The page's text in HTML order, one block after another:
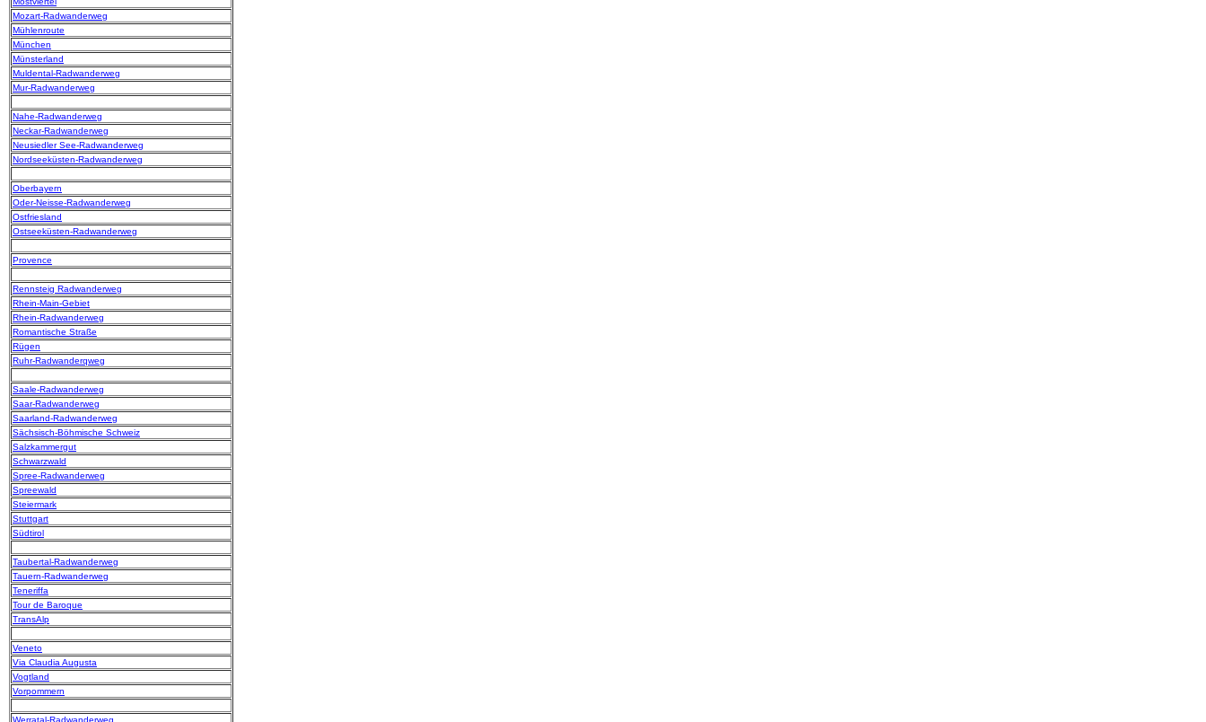
Mozart-Radwanderweg
Mühlenroute
München
Münsterland
Muldental-Radwanderweg
Mur-Radwanderweg
Nahe-Radwanderweg
Neckar-Radwanderweg
Neusiedler See-Radwanderweg
Nordseeküsten-Radwanderweg
Oberbayern
Oder-Neisse-Radwanderweg
Ostfriesland
Ostseeküsten-Radwanderweg
Provence
Rennsteig Radwanderweg
Rhein-Main-Gebiet
Rhein-Radwanderweg
Romantische Straße
Rügen
Ruhr-Radwanderqweg
Saale-Radwanderweg
Saar-Radwanderweg
Saarland-Radwanderweg
Sächsisch-Böhmische Schweiz
Salzkammergut
Schwarzwald
Spree-Radwanderweg
Spreewald
Steiermark
Stuttgart
Südtirol
Taubertal-Radwanderweg
Tauern-Radwanderweg
Teneriffa
Tour de Baroque
TransAlp
Veneto
Via Claudia Augusta
Vogtland
Vorpommern
Werratal-Radwanderweg